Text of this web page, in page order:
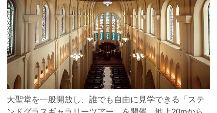
大聖堂を一般開放し、誰でも自由に見学できる「ステ